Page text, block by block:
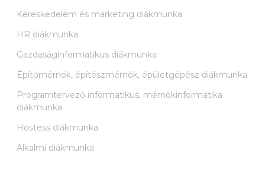
Kereskedelem és marketing diákmunka
HR diákmunka
Gazdaságinformatikus diákmunka
Építőmérnök, építészmérnök, épületgépész diákmunka
Programtervező informatikus, mérnökinformatika
diákmunka
Hostess diákmunka
Alkalmi diákmunka